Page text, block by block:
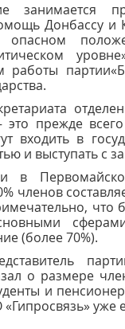
занимается
Донбассу и
опасном
прежде
в
и выступать с
в
членов
что
(более 70%).
о размере
и
уже